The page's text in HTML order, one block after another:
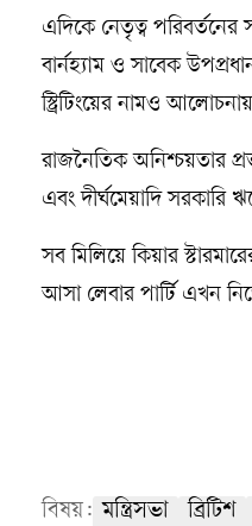
এদিকে নেতৃত্ব পরিবর্তনের
বার্নহ্যাম ও সাবেক
স্ট্রিটিংয়ের নামও
রাজনৈতিক অনিশ্চয়তার
এবং দীর্ঘমেয়াদি
সব মিলিয়ে কিয়ার
আসা লেবার পার্টি এখন
বিষয়: মন্ত্রিসভা ব্রিটিশ